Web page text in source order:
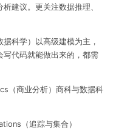
建议。更关注数据推理、
科学）以高级建模为主，
写代码就能做出来的，都需
（商业分析）商科与数据科
（追踪与集合）